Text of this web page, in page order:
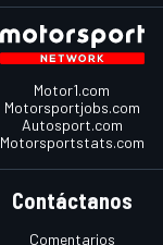
Motor1.com
Motorsportjobs.com
Autosport.com
Motorsportstats.com
Contáctanos
Comentarios